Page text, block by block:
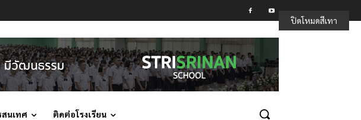
นเทศ ติดต่อโรงเรียน
ปิดโหมดสีเทา